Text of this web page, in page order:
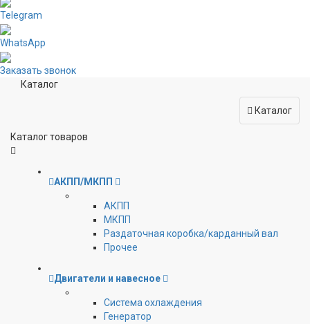
Telegram
WhatsApp
Заказать звонок
Каталог
Каталог
Каталог товаров
АКПП/МКПП
АКПП
МКПП
Раздаточная коробка/карданный вал
Прочее
Двигатели и навесное
Cистема охлаждения
Генератор